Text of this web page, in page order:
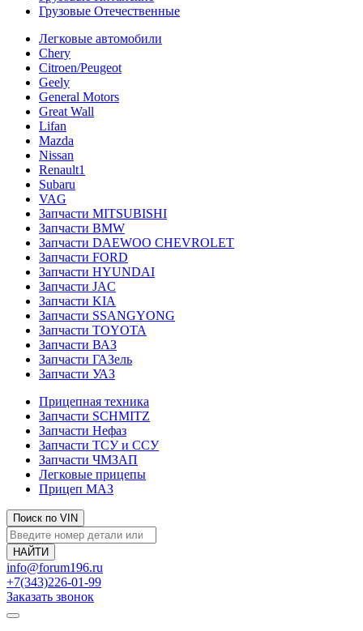
Грузовые Отечественные
Легковые автомобили
Chery
Citroen/Peugeot
Geely
General Motors
Great Wall
Lifan
Mazda
Nissan
Renault1
Subaru
VAG
Запчасти MITSUBISHI
Запчасти BMW
Запчасти DAEWOO CHEVROLET
Запчасти FORD
Запчасти HYUNDAI
Запчасти JAC
Запчасти KIA
Запчасти SSANGYONG
Запчасти TOYOTA
Запчасти ВАЗ
Запчасти ГАЗель
Запчасти УАЗ
Прицепная техника
Запчасти SCHMITZ
Запчасти Нефаз
Запчасти ТСУ и ССУ
Запчасти ЧМЗАП
Легковые прицепы
Прицеп МАЗ
Поиск по VIN
info@forum196.ru
+7(343)226-01-99
Заказать звонок